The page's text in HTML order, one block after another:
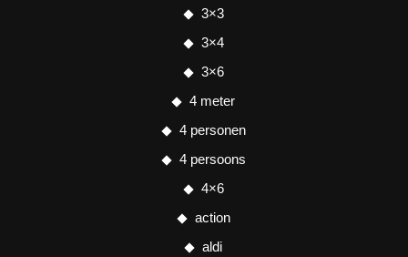
3×3
3×4
3×6
4 meter
4 personen
4 persoons
4×6
action
aldi